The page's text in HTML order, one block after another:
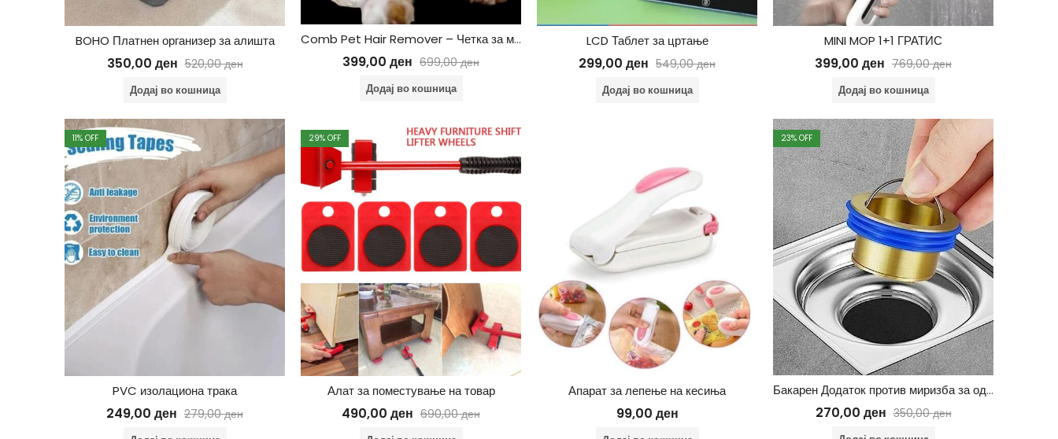
BOHO Платнен организер за алишта
350,00 ден 520,00ден
Додај во кошница
Comb Pet Hair Remover – Четка за миленици
399,00 ден 699,00ден
Додај во кошница
LCD Таблет за цртање
299,00 ден 549,00ден
Додај во кошница
MINI MOP 1+1 ГРАТИС
399,00 ден 769,00ден
Додај во кошница
11% OFF
PVC изолациона трака
249,00 ден 279,00ден
29% OFF
Алат за поместување на товар
490,00 ден 690,00ден
Апарат за лепење на кесиња
99,00 ден
23% OFF
Бакарен Додаток против миризба за одводи
270,00 ден 350,00ден